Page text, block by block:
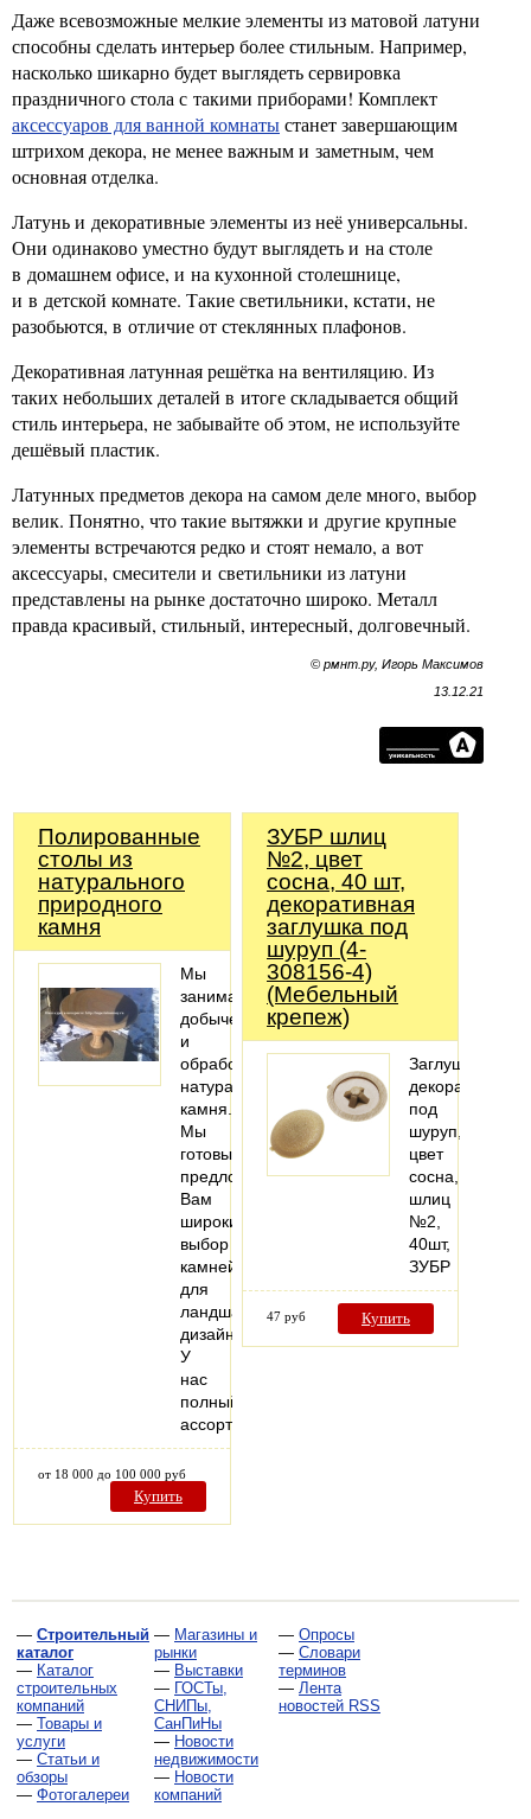
Даже всевозможные мелкие элементы из матовой латуни
способны сделать интерьер более стильным. Например,
насколько шикарно будет выглядеть сервировка
праздничного стола с такими приборами! Комплект
аксессуаров для ванной комнатыстанет завершающим
штрихом декора, не менее важным и заметным, чем
основная отделка.
Латунь и декоративные элементы из неё универсальны.
Они одинаково уместно будут выглядеть и на столе
в домашнем офисе, и на кухонной столешнице,
и в детской комнате. Такие светильники, кстати, не
разобьются, в отличие от стеклянных плафонов.
Декоративная латунная решётка на вентиляцию. Из
таких небольших деталей в итоге складывается общий
стиль интерьера, не забывайте об этом, не используйте
дешёвый пластик.
Латунных предметов декора на самом деле много, выбор
велик. Понятно, что такие вытяжки и другие крупные
элементы встречаются редко и стоят немало, а вот
аксессуары, смесители и светильники из латуни
представлены на рынке достаточно широко. Металл
правда красивый, стильный, интересный, долговечный.
© рмнт.ру, Игорь Максимов
13.12.21
Полированные
столы из
натурального
природного
камня
Мы
занимаемся
добычей
и
обработкой
натурального
камня.
Мы
готовы
предложить
Вам
широкий
выбор
камней
для
ландшафтного
дизайна.
У
нас
полный
ассортимент…
от 18 000 до 100 000 руб
Купить
ЗУБР шлиц
№2, цвет
сосна, 40 шт,
декоративная
заглушка под
шуруп (4-
308156-4)
(Мебельный
крепеж)
Заглушка
декоративная
под
шуруп,
цвет
сосна,
шлиц
№2,
40шт,
ЗУБР
47 руб Купить
— Строительный
каталог
— Каталог
строительных
компаний
— Товары и
услуги
— Статьи и
обзоры
— Фотогалереи
— Магазины и
рынки
— Выставки
— ГОСТы,
СНИПы,
СанПиНы
— Новости
недвижимости
— Новости
компаний
— Опросы
— Словари
терминов
— Лента
новостей RSS